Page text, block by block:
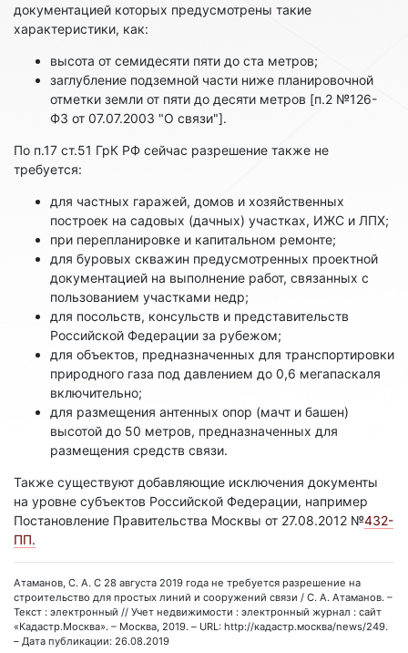
документацией которых предусмотрены такие
характеристики, как:
высота от семидесяти пяти до ста метров;
заглубление подземной части ниже планировочной
отметки земли от пяти до десяти метров [п.2 №126-
ФЗ от 07.07.2003 "О связи"].
По п.17 ст.51 ГрК РФ сейчас разрешение также не
требуется:
для частных гаражей, домов и хозяйственных
построек на садовых (дачных) участках, ИЖС и ЛПХ;
при перепланировке и капитальном ремонте;
для буровых скважин предусмотренных проектной
документацией на выполнение работ, связанных с
пользованием участками недр;
для посольств, консульств и представительств
Российской Федерации за рубежом;
для объектов, предназначенных для транспортировки
природного газа под давлением до 0,6 мегапаскаля
включительно;
для размещения антенных опор (мачт и башен)
высотой до 50 метров, предназначенных для
размещения средств связи.
Также существуют добавляющие исключения документы
на уровне субъектов Российской Федерации, например
Постановление Правительства Москвы от 27.08.2012 №432-
ПП.
Атаманов, С. А. С 28 августа 2019 года не требуется разрешение на
строительство для простых линий и сооружений связи / С. А. Атаманов. –
Текст : электронный // Учет недвижимости : электронный журнал : сайт
«Кадастр.Москва». – Москва, 2019. – URL: http://кадастр.москва/news/249.
– Дата публикации: 26.08.2019